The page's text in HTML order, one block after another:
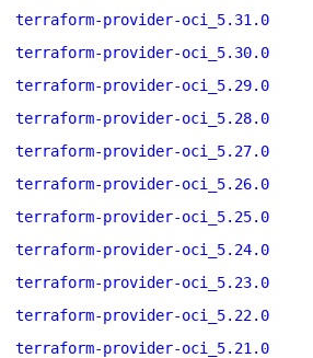
terraform-provider-oci_5.31.0
terraform-provider-oci_5.30.0
terraform-provider-oci_5.29.0
terraform-provider-oci_5.28.0
terraform-provider-oci_5.27.0
terraform-provider-oci_5.26.0
terraform-provider-oci_5.25.0
terraform-provider-oci_5.24.0
terraform-provider-oci_5.23.0
terraform-provider-oci_5.22.0
terraform-provider-oci_5.21.0